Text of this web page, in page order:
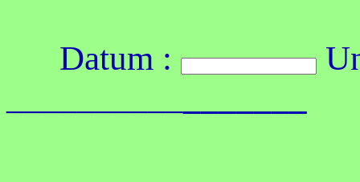
Datum :